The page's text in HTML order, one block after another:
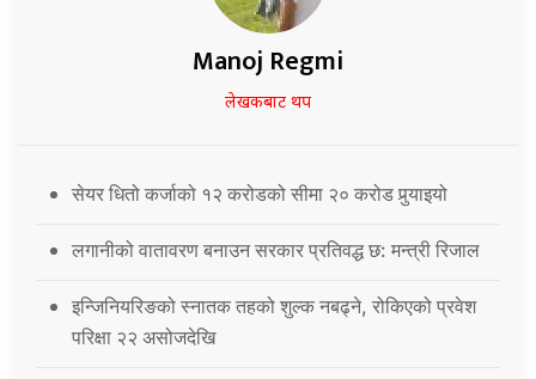
Manoj Regmi
लेखकबाट थप
सेयर धितो कर्जाको १२ करोडको सीमा २० करोड पुर्‍याइयो
लगानीको वातावरण बनाउन सरकार प्रतिवद्ध छ: मन्त्री रिजाल
इन्जिनियरिङको स्नातक तहको शुल्क नबढ्ने, रोकिएको प्रवेश
परिक्षा २२ असोजदेखि